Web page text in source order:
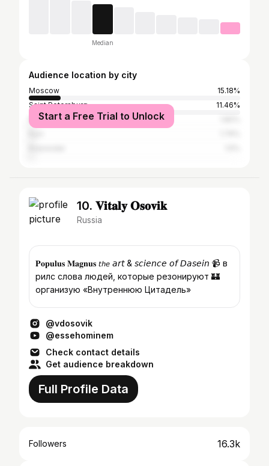
Median
Audience location by city
Moscow
15.18%
Saint Petersburg
11.46%
Novosibirsk
Start a Free Trial to Unlock
10. 𝐕𝐢𝐭𝐚𝐥𝐲 𝐎𝐬𝐨𝐯𝐢𝐤
Russia
𝐏𝐨𝐩𝐮𝐥𝐮𝐬 𝐌𝐚𝐠𝐧𝐮𝐬 𝘵𝘩𝘦 𝘢𝘳𝘵 & 𝘴𝘤𝘪𝘦𝘯𝘤𝘦 𝘰𝘧 𝘋𝘢𝘴𝘦𝘪𝘯 📹 в
рилс слова людей, которые резонируют 🏰
организую «Внутреннюю Цитадель»
@vdosovik
@essehominem
Check contact details
Get audience breakdown
Full Profile Data
Followers 16.3k